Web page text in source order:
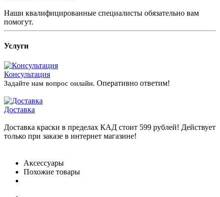
Наши квалифицированные специалисты обязательно вам
помогут.
Услуги
Консультация
Задайте нам вопрос онлайн. Оперативно ответим!
Доставка
Доставка краски в пределах КАД стоит 599 рублей! Действует
только при заказе в интернет магазине!
Аксессуары
Похожие товары